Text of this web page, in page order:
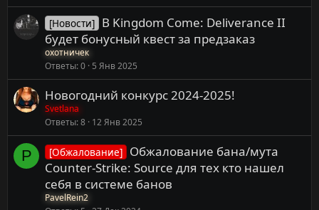
[Новости] В Kingdom Come: Deliverance II
будет бонусный квест за предзаказ
охотничек
Ответы 0 5 Янв 2025
Новогодний конкурс 2024-2025!
Svetlana
Ответы 8 12 Янв 2025
P [Обжалование] Обжалование бана/мута
Counter-Strike: Source для тех кто нашел
себя в системе банов
PavelRein2